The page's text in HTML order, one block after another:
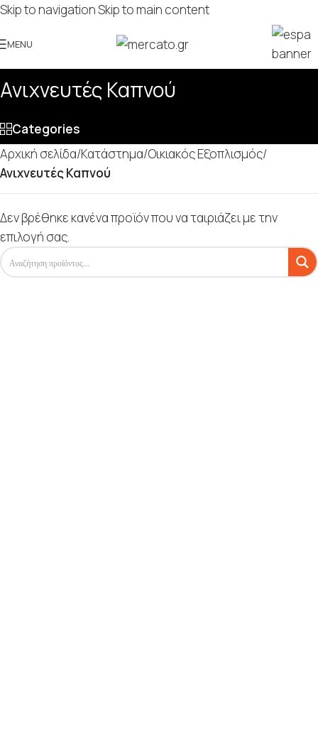
Skip to navigationSkip to main content
MENU
Ανιχνευτές Καπνού
Categories
Αρχική σελίδα/Κατάστημα/Οικιακός Εξοπλισμός/
Ανιχνευτές Καπνού
Δεν βρέθηκε κανένα προϊόν που να ταιριάζει με την
επιλογή σας.